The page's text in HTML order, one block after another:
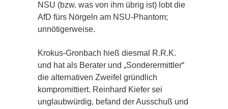
NSU (bzw. was von ihm übrig ist) lobt die
AfD fürs Nörgeln am NSU-Phantom;
unnötigerweise.
Krokus-Gronbach hieß diesmal R.R.K.
und hat als Berater und „Sonderermittler“
die alternativen Zweifel gründlich
kompromittiert. Reinhard Kiefer sei
unglaubwürdig, befand der Ausschuß und